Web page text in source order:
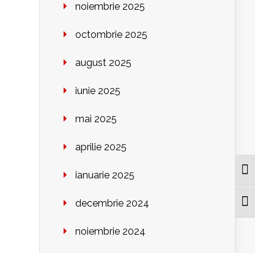
noiembrie 2025
octombrie 2025
august 2025
iunie 2025
mai 2025
aprilie 2025
ianuarie 2025
decembrie 2024
noiembrie 2024